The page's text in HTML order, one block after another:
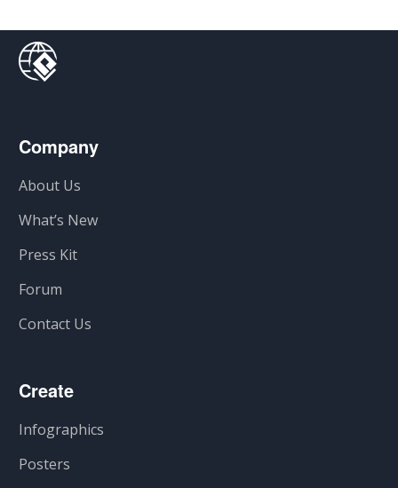
Company
About Us
What’s New
Press Kit
Forum
Contact Us
Create
Infographics
Posters